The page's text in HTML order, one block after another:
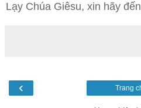
Lạy Chúa Giêsu, xin hãy
‹ Trang